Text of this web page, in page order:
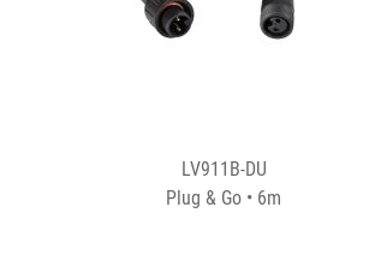
LV911B-DU
Plug & Go • 6m